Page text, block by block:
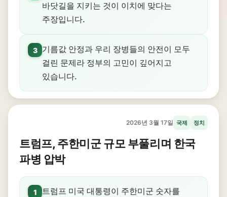
바닷길을 지키는 것이 이치에 맞다는
주장입니다.
3
기름값 안정과 우리 장병들의 안전이 모두
걸린 문제라 정부의 고민이 깊어지고
있습니다.
2026년 3월 17일 국제 정치
트럼프, 주한미군 규모 부풀리며 한국
파병 압박
1
트럼프 미국 대통령이 주한미군 숫자를